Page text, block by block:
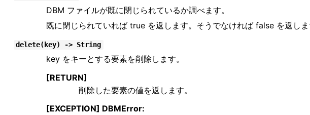
DBM ファイルが既に閉じられているか調べます。
既に閉じられていれば true を返します。そうでなければ false を返しま
delete(key) -> String
key をキーとする要素を削除します。
[RETURN]
削除した要素の値を返します。
[EXCEPTION] DBMError: